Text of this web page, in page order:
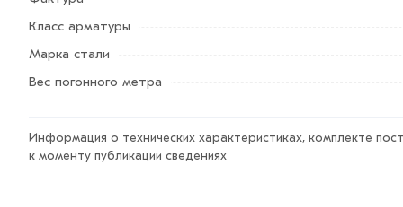
Данний товар от производителя сертифицирован,
Возврат купленного товарa в течение 7 дней (наличие
Класс арматуры
Марка стали
Вес погонного метра
Информация о технических характеристиках, комплекте
к моменту публикации сведениях